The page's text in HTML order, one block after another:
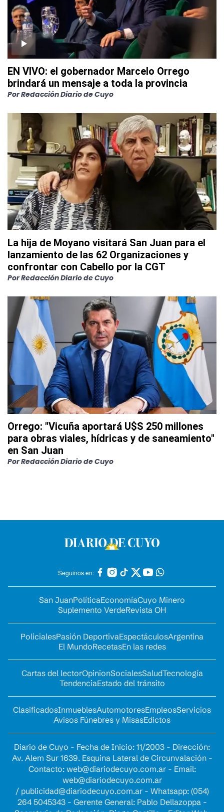
EN VIVO: el gobernador Marcelo Orrego
brindará un mensaje a toda la provincia
PorRedacción Diario de Cuyo
La hija de Moyano visitará San Juan para el
lanzamiento de las 62 Organizaciones y
confrontar con Cabello por la CGT
PorRedacción Diario de Cuyo
Orrego: "Vicuña aportará U$S 250 millones
para obras viales, hídricas y de saneamiento"
en San Juan
PorRedacción Diario de Cuyo
Seguinos en:
San JuanPolíticaEconomíaCuyo Minero
Suplemento VerdeRevista OH
PolicialesPasión DeportivaEspectáculosArgentina
El MundoRecetasEn las redes
Cartas del lectorOpinionSocialesSaludTecnología
TendenciaEstado del tránsito
ClasificadosInmueblesAutomotoresEmpleosServicios
Avisos Fúnebres y MisasEdictos
Diario de Cuyo - Fecha de Inicio: 11/2003 - Dirección:
Av. Alem Sur 1639. Esquina Lateral de Circunvalación -
Contacto: web@diariodecuyo.com.ar- Email:
web@diariodecuyo.com.ar
/ publicidad@diariodecuyo.com.ar- Whatsapp: (054)
264 5045343 - Gerente General: Pablo Dellazoppa -